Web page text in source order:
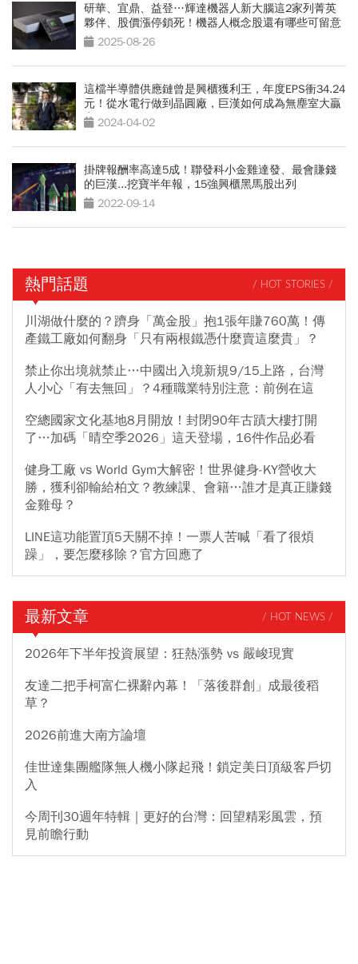
研華、宜鼎、益登…輝達機器人新大腦這2家列菁英
夥伴、股價漲停鎖死！機器人概念股還有哪些可留意
2025-08-26
這檔半導體供應鏈曾是興櫃獲利王，年度EPS衝34.24
元！從水電行做到晶圓廠，巨漢如何成為無塵室大贏
家？2024-04-02
掛牌報酬率高達5成！聯發科小金雞達發、最會賺錢
的巨漢...挖寶半年報，15強興櫃黑馬股出列
2022-09-14
熱門話題 / HOT STORIES /
川湖做什麼的？躋身「萬金股」抱1張年賺760萬！傳
產鐵工廠如何翻身「只有兩根鐵憑什麼賣這麼貴」？
禁止你出境就禁止…中國出入境新規9/15上路，台灣
人小心「有去無回」？4種職業特別注意：前例在這
空總國家文化基地8月開放！封閉90年古蹟大樓打開
了…加碼「晴空季2026」這天登場，16件作品必看
健身工廠 vs World Gym大解密！世界健身-KY營收大
勝，獲利卻輸給柏文？教練課、會籍…誰才是真正賺錢
金雞母？
LINE這功能置頂5天關不掉！一票人苦喊「看了很煩
躁」，要怎麼移除？官方回應了
最新文章 / HOT NEWS /
2026年下半年投資展望：狂熱漲勢 vs 嚴峻現實
友達二把手柯富仁裸辭內幕！「落後群創」成最後稻
草？
2026前進大南方論壇
佳世達集團艦隊無人機小隊起飛！鎖定美日頂級客戶切
入
今周刊30週年特輯｜更好的台灣：回望精彩風雲，預
見前瞻行動